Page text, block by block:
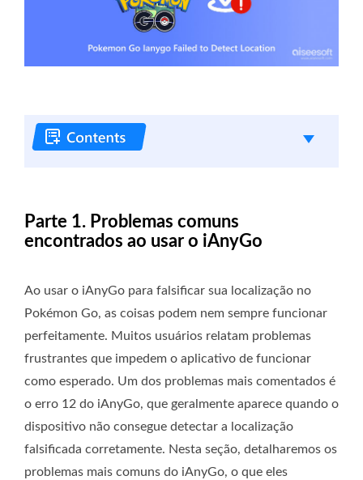
Parte 1. Problemas comuns
encontrados ao usar o iAnyGo
Ao usar o iAnyGo para falsificar sua localização no
Pokémon Go, as coisas podem nem sempre funcionar
perfeitamente. Muitos usuários relatam problemas
frustrantes que impedem o aplicativo de funcionar
como esperado. Um dos problemas mais comentados é
o erro 12 do iAnyGo, que geralmente aparece quando o
dispositivo não consegue detectar a localização
falsificada corretamente. Nesta seção, detalharemos os
problemas mais comuns do iAnyGo, o que eles